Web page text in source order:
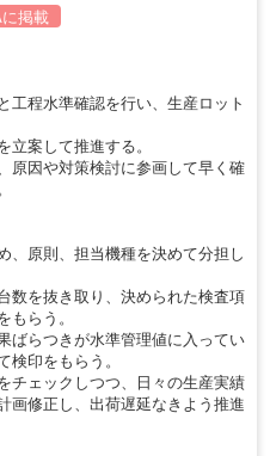
に掲載
工程水準確認を行い、生産ロット
立案して推進する。
原因や対策検討に参画して早く確
、原則、担当機種を決めて分担し
数を抜き取り、決められた検査項
もらう。
ばらつきが水準管理値に入ってい
検印をもらう。
チェックしつつ、日々の生産実績
画修正し、出荷遅延なきよう推進